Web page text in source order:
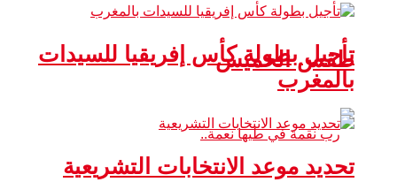
طقس الخميس
تأجيل بطولة كأس إفريقيا للسيدات
بالمغرب
تحديد موعد الانتخابات التشريعية